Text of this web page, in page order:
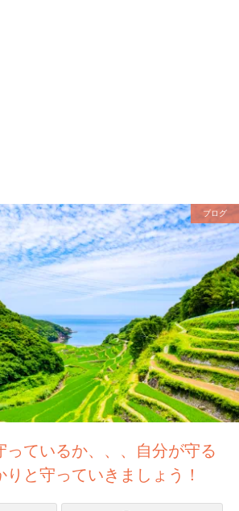
ブログ
っているか、、、自分が守る
と守っていきましょう！